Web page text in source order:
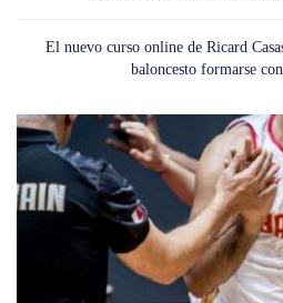
El nuevo curso online de Ricard
baloncesto formarse con